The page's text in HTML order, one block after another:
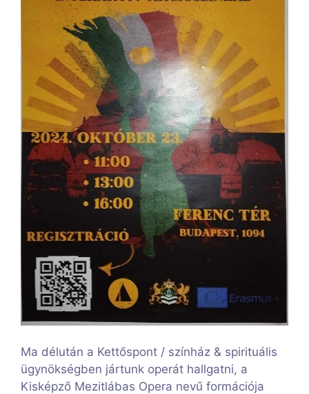
Ma délután a Kettőspont / színház & spirituális
ügynökségben jártunk operát hallgatni, a
Kisképző Mezitlábas Opera nevű formációja